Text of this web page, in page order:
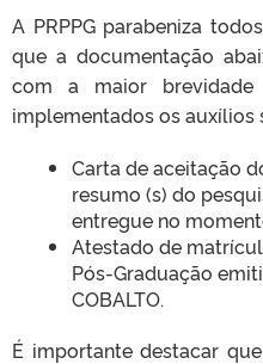
A PRPPG parabeniza
que a documentação
com a maior
implementados os auxílios
Carta de aceitação
resumo (s) do
entregue no
Atestado de
Pós-Graduação
COBALTO.
É importante destacar